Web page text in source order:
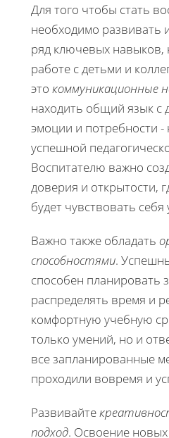
Для того чтобы стать
необходимо развивать
ряд ключевых навыков,
работе с детьми и
это коммуникационные
находить общий язык с
эмоции и потребности -
успешной
Воспитателю важно
доверия и открытости,
будет чувствовать
Важно также обладать
способностями.
способен планировать
распределять время и
комфортную учебную
только умений, но и
все запланированные
проходили вовремя и
Развивайте
подход. Освоение